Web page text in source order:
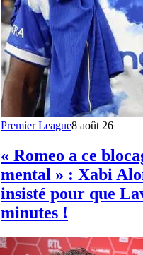
Premier League8 août 26
« Romeo a ce
mental » : Xabi
insisté pour que
minutes !